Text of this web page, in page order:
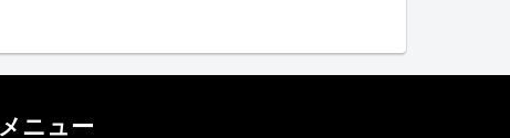
メニュー